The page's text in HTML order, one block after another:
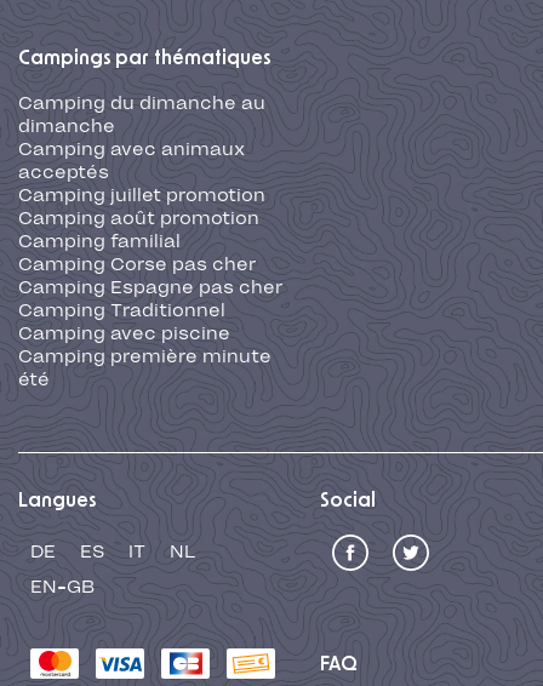
Campings par thématiques
Camping du dimanche au
dimanche
Camping avec animaux
acceptés
Camping juillet promotion
Camping août promotion
Camping familial
Camping Corse pas cher
Camping Espagne pas cher
Camping Traditionnel
Camping avec piscine
Camping première minute
été
Langues
DE ES IT
NL
EN-GB
Social
FAQ